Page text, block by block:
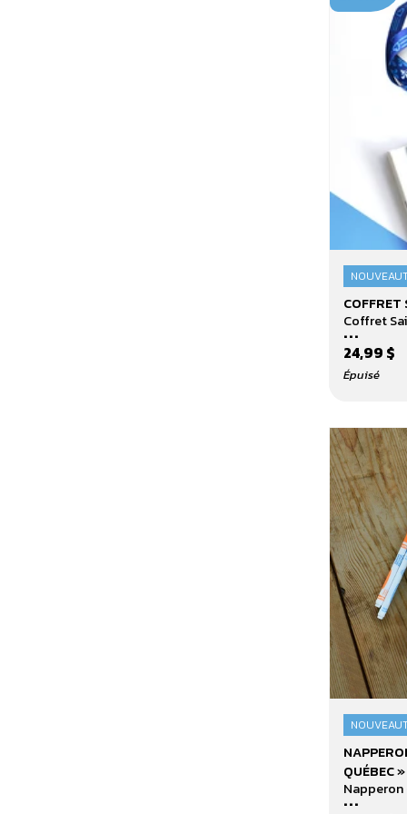
Coffret
Saint-
Jean
(71054)
Coffret
...
24,99 $
Épuisé
Napperon
«
Colore
ton
QUÉBEC
...